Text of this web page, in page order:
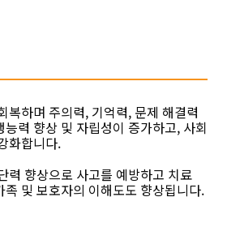
복하며 주의력, 기억력, 문제 해결력
력 향상 및 자립성이 증가하고, 사회
화합니다.
력 향상으로 사고를 예방하고 치료
족 및 보호자의 이해도도 향상됩니다.